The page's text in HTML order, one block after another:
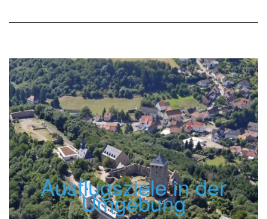
Ausflugsziele in der
Umgebung